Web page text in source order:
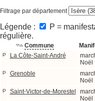
Filtrage par département
Légende :
P =
régulière.
Commune
P La Côte-Saint-André
Noël
P Grenoble
Noël
P Saint-Victor-de-Morestel
Noël